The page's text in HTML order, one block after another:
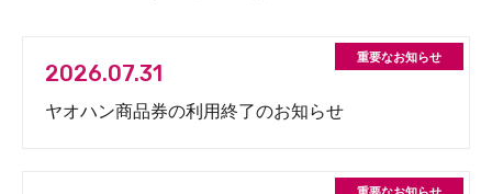
2026.07.31
ヤオハン商品券の利用終了のお知らせ